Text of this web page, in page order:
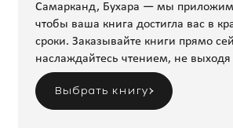
Самарканд, Бухара — мы приложим
чтобы ваша книга достигла вас в
сроки. Заказывайте книги прямо
наслаждайтесь чтением, не
Выбрать книгу